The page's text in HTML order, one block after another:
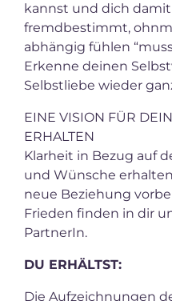
kannst und dich
fremdbestimmt,
abhängig fühlen
Erkenne deinen
Selbstliebe wieder
EINE VISION FÜR
ERHALTEN
Klarheit in Bezug auf
und Wünsche
neue Beziehung
Frieden finden in dir
PartnerIn.
DU ERHÄLTST:
Die Aufzeichnungen